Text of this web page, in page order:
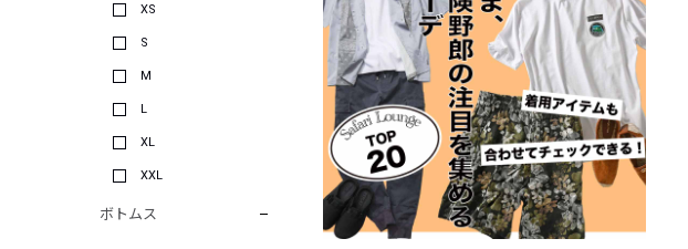
XS
S
M
L
XL
XXL
ボトムス